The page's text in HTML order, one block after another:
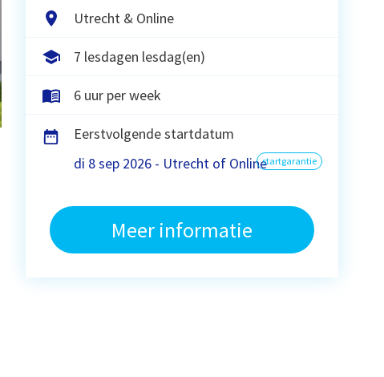
Utrecht & Online
7 lesdagen lesdag(en)
6 uur per week
Eerstvolgende startdatum
di 8 sep 2026 - Utrecht of Onlinestartgarantie
Meer informatie